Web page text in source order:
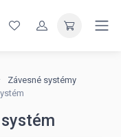
Závesné systémy
systém